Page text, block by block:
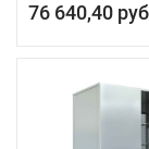
76 640,40